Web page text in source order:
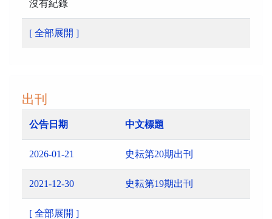
沒有紀錄
[ 全部展開 ]
出刊
公告日期 中文標題
2026-01-21 史耘第20期出刊
2021-12-30 史耘第19期出刊
[ 全部展開 ]